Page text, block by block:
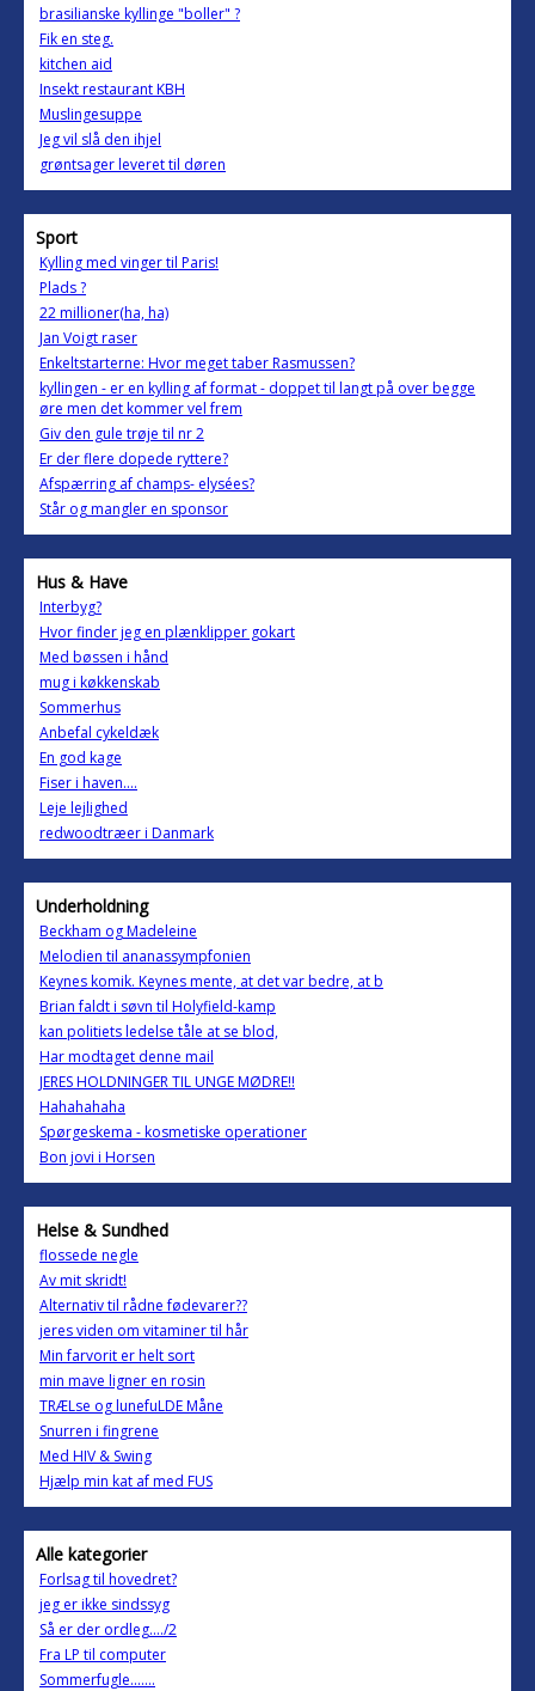
brasilianske kyllinge "boller" ?
Fik en steg.
kitchen aid
Insekt restaurant KBH
Muslingesuppe
Jeg vil slå den ihjel
grøntsager leveret til døren
Sport
Kylling med vinger til Paris!
Plads ?
22 millioner(ha, ha)
Jan Voigt raser
Enkeltstarterne: Hvor meget taber Rasmussen?
kyllingen - er en kylling af format - doppet til langt på over begge
øre men det kommer vel frem
Giv den gule trøje til nr 2
Er der flere dopede ryttere?
Afspærring af champs- elysées?
Står og mangler en sponsor
Hus & Have
Interbyg?
Hvor finder jeg en plænklipper gokart
Med bøssen i hånd
mug i køkkenskab
Sommerhus
Anbefal cykeldæk
En god kage
Fiser i haven....
Leje lejlighed
redwoodtræer i Danmark
Underholdning
Beckham og Madeleine
Melodien til ananassympfonien
Keynes komik. Keynes mente, at det var bedre, at b
Brian faldt i søvn til Holyfield-kamp
kan politiets ledelse tåle at se blod,
Har modtaget denne mail
JERES HOLDNINGER TIL UNGE MØDRE!!
Hahahahaha
Spørgeskema - kosmetiske operationer
Bon jovi i Horsen
Helse & Sundhed
flossede negle
Av mit skridt!
Alternativ til rådne fødevarer??
jeres viden om vitaminer til hår
Min farvorit er helt sort
min mave ligner en rosin
TRÆLse og lunefuLDE Måne
Snurren i fingrene
Med HIV & Swing
Hjælp min kat af med FUS
Alle kategorier
Forlsag til hovedret?
jeg er ikke sindssyg
Så er der ordleg..../2
Fra LP til computer
Sommerfugle.......